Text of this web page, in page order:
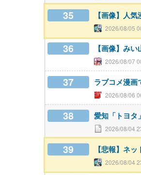
35 【画像】人
2026/08/05
36 【画像】み
2026/08/07
37 ラブコメ漫画
2026/08/06
38 愛知「トヨタ
2026/08/04
39 【悲報】ネ
2026/08/04